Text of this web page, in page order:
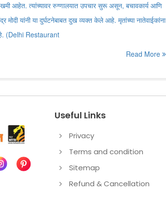
आहेत. त्यांच्यावर रुग्णालयात उपचार सुरू असून, बचावकार्य आणि
यांनी या दुर्घटनेबाबत दुख व्यक्त केले आहे. मृतांच्या नातेवाईकांना
(Delhi Restaurant
Read More
Useful Links
Privacy
Terms and condition
Sitemap
Refund & Cancellation